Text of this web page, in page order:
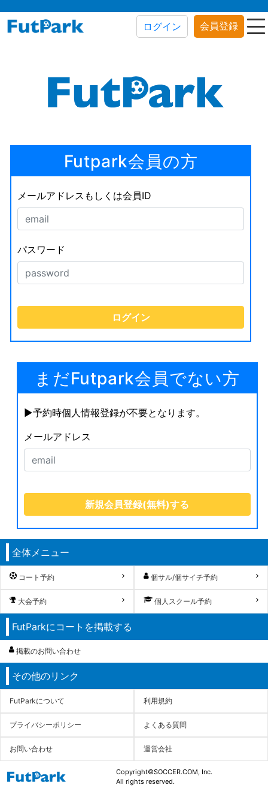
ログイン 会員登録
Futpark会員の方
メールアドレスもしくは会員ID
パスワード
まだFutpark会員でない方
▶︎予約時個人情報登録が不要となります。
メールアドレス
全体メニュー
コート予約 個サル/個サイチ予約
大会予約 個人スクール予約
FutParkにコートを掲載する
掲載のお問い合わせ
その他のリンク
FutParkについて 利用規約
プライバシーポリシー よくある質問
お問い合わせ 運営会社
Copyright©SOCCER.COM, Inc.
All rights reserved.